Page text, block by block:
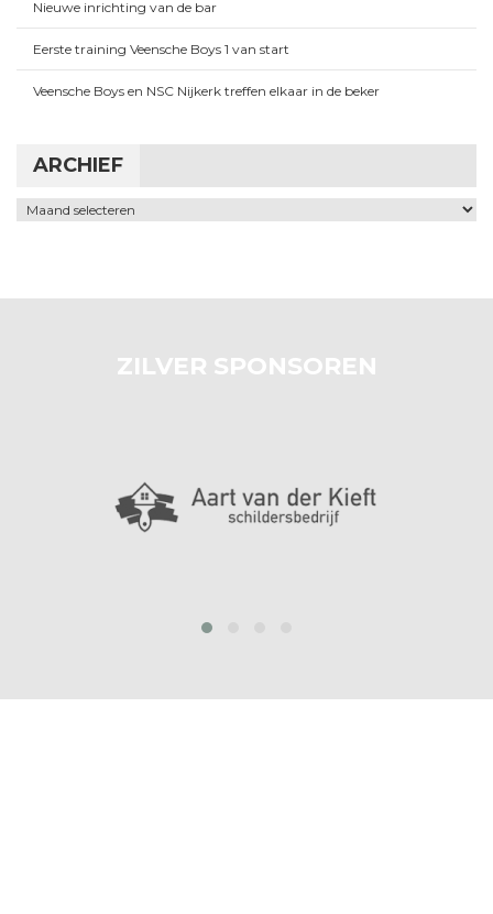
Nieuwe inrichting van de bar
Eerste training Veensche Boys 1 van start
Veensche Boys en NSC Nijkerk treffen elkaar in de beker
ARCHIEF
Archief
ZILVER SPONSOREN
prev